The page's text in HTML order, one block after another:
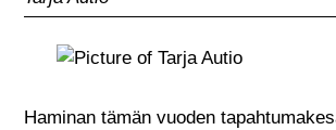
Haminan tämän vuoden